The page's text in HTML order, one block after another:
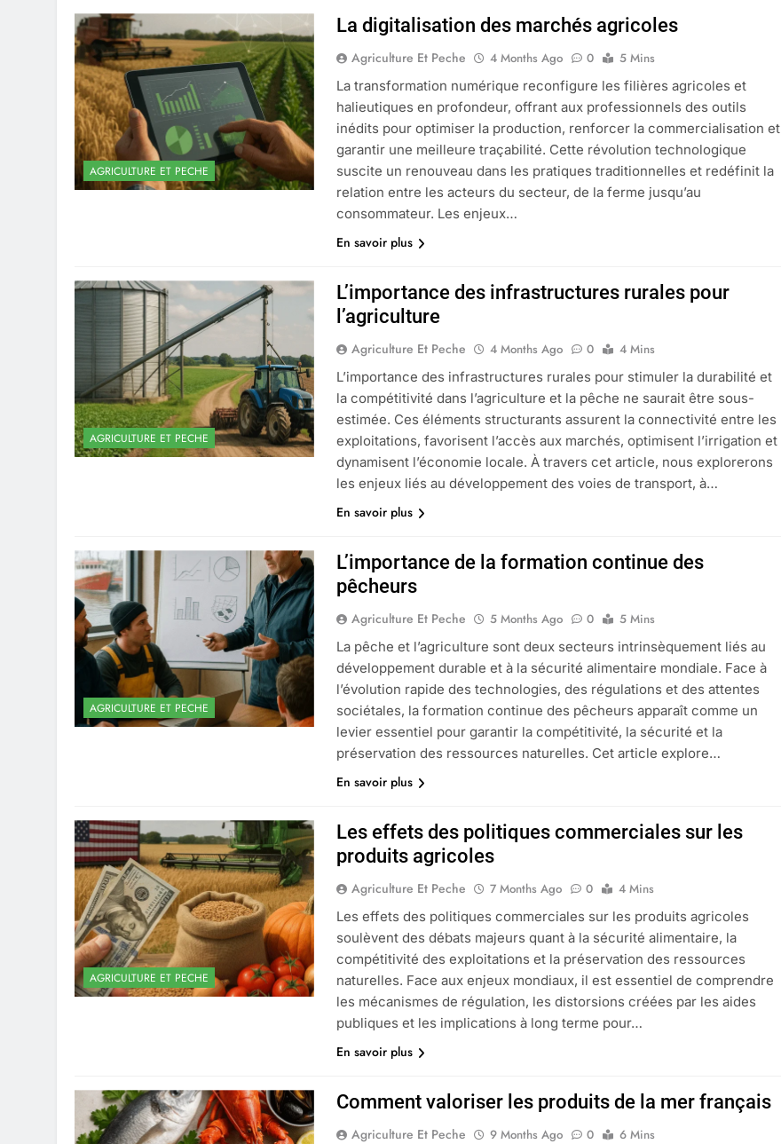
AGRICULTURE ET PECHE
La digitalisation des marchés agricoles
Agriculture Et Peche 4 Months Ago 0
5 Mins
La transformation numérique reconfigure les filières agricoles et
halieutiques en profondeur, offrant aux professionnels des outils
inédits pour optimiser la production, renforcer la commercialisation et
garantir une meilleure traçabilité. Cette révolution technologique
suscite un renouveau dans les pratiques traditionnelles et redéfinit la
relation entre les acteurs du secteur, de la ferme jusqu’au
consommateur. Les enjeux…
En savoir plus
AGRICULTURE ET PECHE
L’importance des infrastructures rurales pour
l’agriculture
Agriculture Et Peche 4 Months Ago 0
4 Mins
L’importance des infrastructures rurales pour stimuler la durabilité et
la compétitivité dans l’agriculture et la pêche ne saurait être sous-
estimée. Ces éléments structurants assurent la connectivité entre les
exploitations, favorisent l’accès aux marchés, optimisent l’irrigation et
dynamisent l’économie locale. À travers cet article, nous explorerons
les enjeux liés au développement des voies de transport, à…
En savoir plus
AGRICULTURE ET PECHE
L’importance de la formation continue des
pêcheurs
Agriculture Et Peche 5 Months Ago 0
5 Mins
La pêche et l’agriculture sont deux secteurs intrinsèquement liés au
développement durable et à la sécurité alimentaire mondiale. Face à
l’évolution rapide des technologies, des régulations et des attentes
sociétales, la formation continue des pêcheurs apparaît comme un
levier essentiel pour garantir la compétitivité, la sécurité et la
préservation des ressources naturelles. Cet article explore…
En savoir plus
AGRICULTURE ET PECHE
Les effets des politiques commerciales sur les
produits agricoles
Agriculture Et Peche 7 Months Ago 0
4 Mins
Les effets des politiques commerciales sur les produits agricoles
soulèvent des débats majeurs quant à la sécurité alimentaire, la
compétitivité des exploitations et la préservation des ressources
naturelles. Face aux enjeux mondiaux, il est essentiel de comprendre
les mécanismes de régulation, les distorsions créées par les aides
publiques et les implications à long terme pour…
En savoir plus
Comment valoriser les produits de la mer français
Agriculture Et Peche 9 Months Ago 0 6 Mins